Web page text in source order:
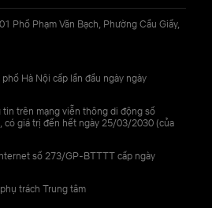
Phố Phạm Văn Bạch, Phường Cầu Giấy,
Hà Nội cấp lần đầu ngày ngày
trên mạng viễn thông di động số
giá trị đến hết ngày 25/03/2030 (của
số 273/GP-BTTTT cấp ngày
trách Trung tâm